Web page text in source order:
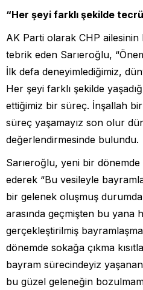
“Her şeyi farklı şekilde
AK Parti olarak CHP ailesinin
tebrik eden Sarıeroğlu,
İlk defa deneyimlediğimiz,
Her şeyi farklı şekilde
ettiğimiz bir süreç. İnşallah
süreç yaşamayız son olur
değerlendirmesinde bulundu.
Sarıeroğlu, yeni bir
ederek “Bu vesileyle
bir gelenek oluşmuş
arasında geçmişten bu yana
gerçekleştirilmiş
dönemde sokağa çıkma
bayram sürecindeyiz
bu güzel geleneğin